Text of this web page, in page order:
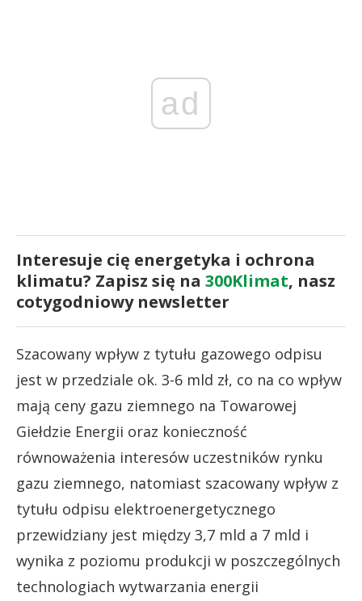
ad
Interesuje cię energetyka i ochrona
klimatu? Zapisz się na 300Klimat, nasz
cotygodniowy newsletter
Szacowany wpływ z tytułu gazowego odpisu
jest w przedziale ok. 3-6 mld zł, co na co wpływ
mają ceny gazu ziemnego na Towarowej
Giełdzie Energii oraz konieczność
równoważenia interesów uczestników rynku
gazu ziemnego, natomiast szacowany wpływ z
tytułu odpisu elektroenergetycznego
przewidziany jest między 3,7 mld a 7 mld i
wynika z poziomu produkcji w poszczególnych
technologiach wytwarzania energii